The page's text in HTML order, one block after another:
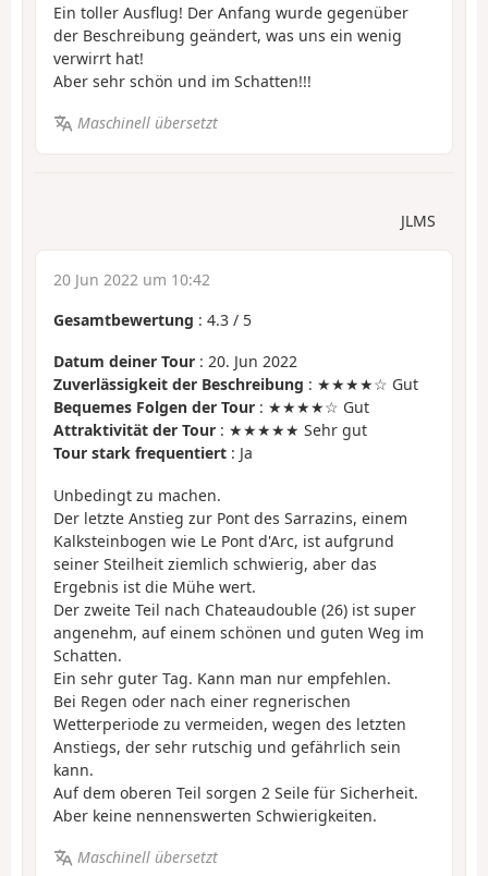
Ein toller Ausflug! Der Anfang wurde gegenüber
der Beschreibung geändert, was uns ein wenig
verwirrt hat!
Aber sehr schön und im Schatten!!!
Maschinell übersetzt
JLMS
20 Jun 2022 um 10:42
Gesamtbewertung : 4.3 / 5
Datum deiner Tour : 20. Jun 2022
Zuverlässigkeit der Beschreibung : ★★★★☆ Gut
Bequemes Folgen der Tour : ★★★★☆ Gut
Attraktivität der Tour : ★★★★★ Sehr gut
Tour stark frequentiert : Ja
Unbedingt zu machen.
Der letzte Anstieg zur Pont des Sarrazins, einem
Kalksteinbogen wie Le Pont d'Arc, ist aufgrund
seiner Steilheit ziemlich schwierig, aber das
Ergebnis ist die Mühe wert.
Der zweite Teil nach Chateaudouble (26) ist super
angenehm, auf einem schönen und guten Weg im
Schatten.
Ein sehr guter Tag. Kann man nur empfehlen.
Bei Regen oder nach einer regnerischen
Wetterperiode zu vermeiden, wegen des letzten
Anstiegs, der sehr rutschig und gefährlich sein
kann.
Auf dem oberen Teil sorgen 2 Seile für Sicherheit.
Aber keine nennenswerten Schwierigkeiten.
Maschinell übersetzt